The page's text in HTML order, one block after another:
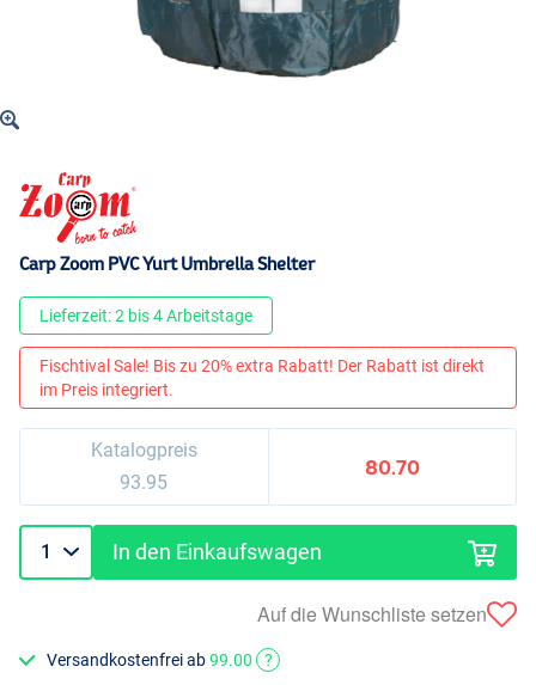
Carp Zoom PVC Yurt Umbrella Shelter
Lieferzeit: 2 bis 4 Arbeitstage
Fischtival Sale! Bis zu 20% extra Rabatt! Der Rabatt ist direkt
im Preis integriert.
Katalogpreis
93.95
80.70
In den Einkaufswagen
Auf die Wunschliste setzen
Versandkostenfrei ab99.00
?